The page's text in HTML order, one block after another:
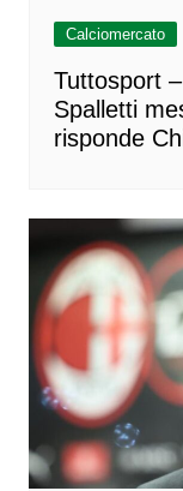
Calciomercato
Tuttosport
Spalletti
risponde